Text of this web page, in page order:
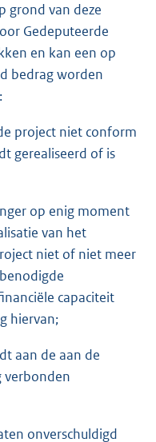
grond van deze
Gedeputeerde
en kan een op
bedrag worden
project niet conform
gerealiseerd of is
op enig moment
van het
niet of niet meer
capaciteit
hiervan;
aan de aan de
verbonden
onverschuldigd